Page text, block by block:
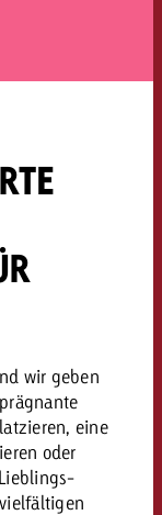
wir geben
eine
oder